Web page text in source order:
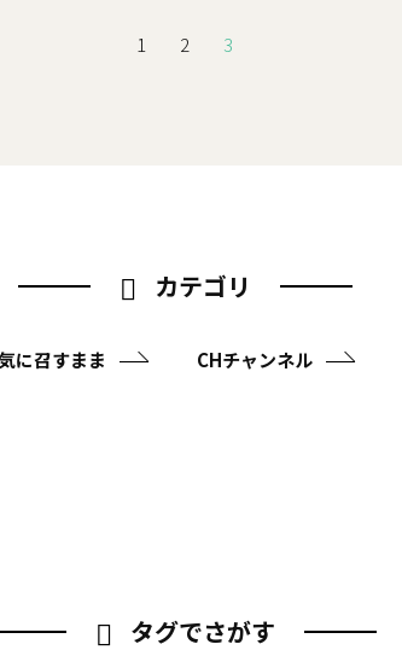
1 2 3
カテゴリ
に召すまま CHチャンネル
タグでさがす